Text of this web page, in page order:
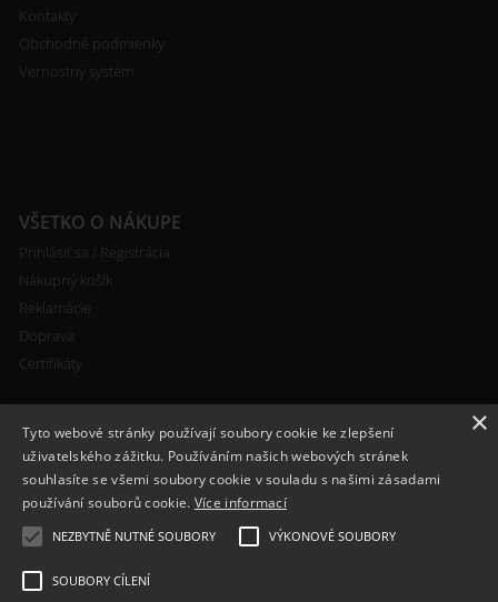
Kontakty
Obchodné podmienky
Vernostný systém
VŠETKO O NÁKUPE
Prihlásiť sa / Registrácia
Nákupný košík
Reklamácie
Doprava
Certifikáty
RYCHLÝ KONTAKT
+420 608 138 367
info@bomba-cig.sk
×
Tyto webové stránky používají soubory cookie ke zlepšení
uživatelského zážitku. Používáním našich webových stránek
souhlasíte se všemi soubory cookie v souladu s našimi zásadami
používání souborů cookie. Více informací
NEZBYTNĚ NUTNÉ SOUBORY VÝKONOVÉ SOUBORY
SOUBORY CÍLENÍ